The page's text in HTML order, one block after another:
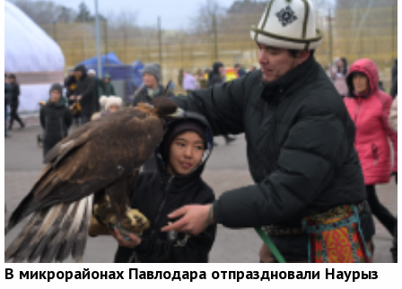
В микрорайонах Павлодара отпраздновали Наурыз